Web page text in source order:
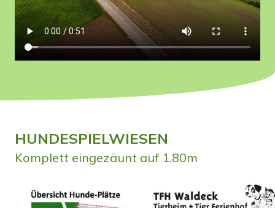
HUNDESPIELWIESEN
Komplett eingezäunt auf 1.80m